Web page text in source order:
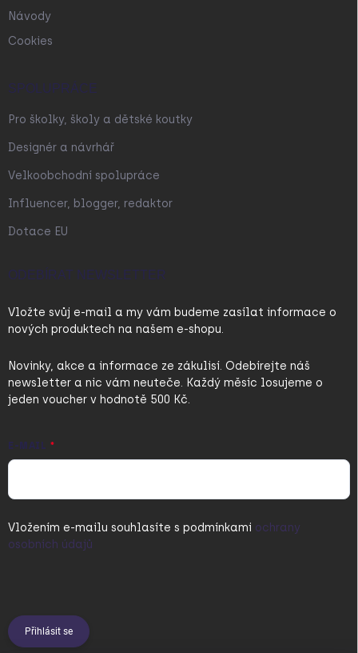
Návody
Cookies
SPOLUPRÁCE
Pro školky, školy a dětské koutky
Designér a návrhář
Velkoobchodní spolupráce
Influencer, blogger, redaktor
Dotace EU
ODEBÍRAT NEWSLETTER
Vložte svůj e-mail a my vám budeme zasílat informace o
nových produktech na našem e-shopu.
Novinky, akce a informace ze zákulisí. Odebírejte náš
newsletter a nic vám neuteče. Každý měsíc losujeme o
jeden voucher v hodnotě 500 Kč.
E-MAIL
Vložením e-mailu souhlasíte s podmínkami ochrany
osobních údajů
Přihlásit se